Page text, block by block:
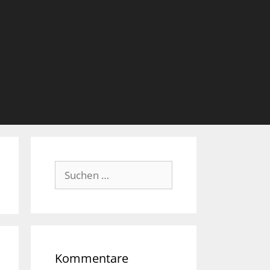
Suche
nach:
Kommentare